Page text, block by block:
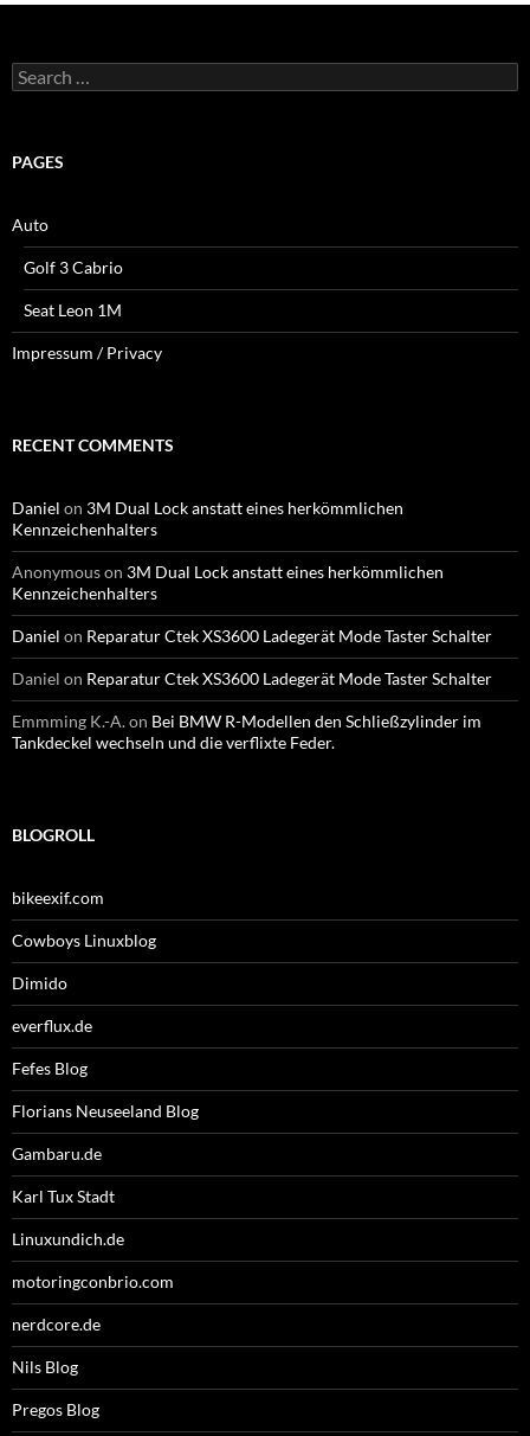
Search
for:
PAGES
Auto
Golf 3 Cabrio
Seat Leon 1M
Impressum / Privacy
RECENT COMMENTS
Daniel on 3M Dual Lock anstatt eines herkömmlichen
Kennzeichenhalters
Anonymouson 3M Dual Lock anstatt eines herkömmlichen
Kennzeichenhalters
Daniel on Reparatur Ctek XS3600 Ladegerät Mode Taster Schalter
Daniel on Reparatur Ctek XS3600 Ladegerät Mode Taster Schalter
Emmming K.-A.on Bei BMW R-Modellen den Schließzylinder im
Tankdeckel wechseln und die verflixte Feder.
BLOGROLL
bikeexif.com
Cowboys Linuxblog
Dimido
everflux.de
Fefes Blog
Florians Neuseeland Blog
Gambaru.de
Karl Tux Stadt
Linuxundich.de
motoringconbrio.com
nerdcore.de
Nils Blog
Pregos Blog